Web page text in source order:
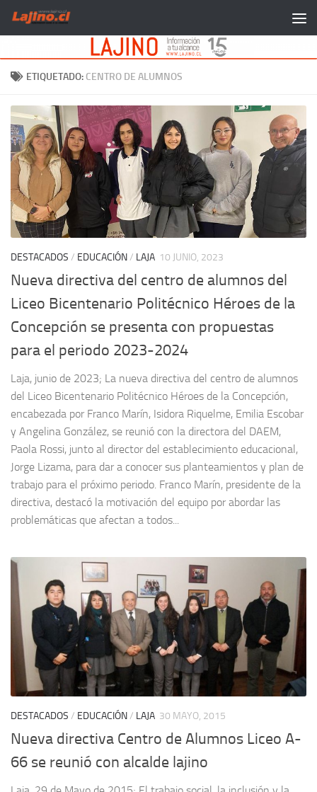
Saltar al contenido
ETIQUETADO: CENTRO DE ALUMNOS
DESTACADOS / EDUCACIÓN/ LAJA 10 JUNIO, 2023
Nueva directiva del centro de alumnos del
Liceo Bicentenario Politécnico Héroes de la
Concepción se presenta con propuestas
para el periodo 2023-2024
Laja, junio de 2023; La nueva directiva del centro de alumnos
del Liceo Bicentenario Politécnico Héroes de la Concepción,
encabezada por Franco Marín, Isidora Riquelme, Emilia Escobar
y Angelina González, se reunió con la directora del DAEM,
Paola Rossi, junto al director del establecimiento educacional,
Jorge Lizama, para dar a conocer sus planteamientos y plan de
trabajo para el próximo periodo. Franco Marín, presidente de la
directiva, destacó la motivación del equipo por abordar las
problemáticas que afectan a todos...
DESTACADOS / EDUCACIÓN/ LAJA 30 MAYO, 2015
Nueva directiva Centro de Alumnos Liceo A-
66 se reunió con alcalde lajino